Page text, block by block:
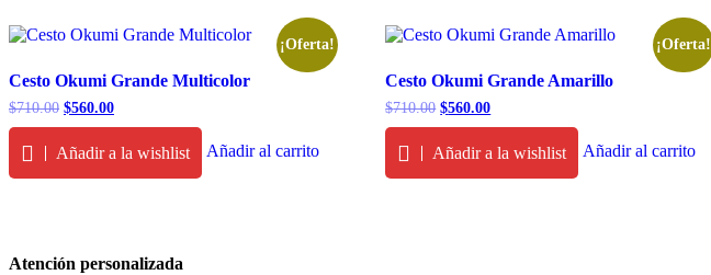
¡Oferta!
Cesto Okumi Grande Multicolor
$710.00 Original
price
$710.00.
$560.00Current
price
$560.00.
Añadir a la wishlist Añadir al carrito
¡Oferta!
Cesto Okumi Grande Amarillo
$710.00 Original
price
$710.00.
$560.00Current
price
$560.00.
Añadir a la wishlist Añadir al carrito
Atención personalizada